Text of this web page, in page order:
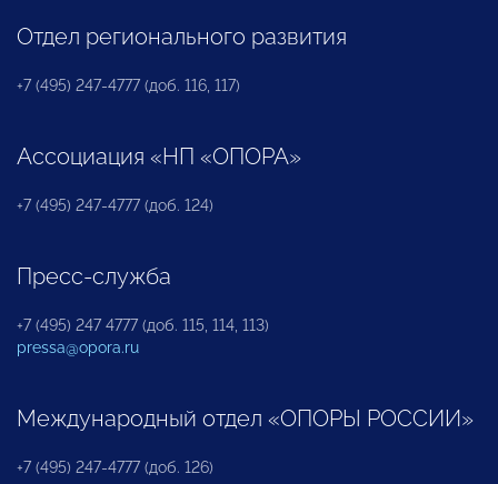
Отдел регионального развития
+7 (495) 247-4777 (доб. 116, 117)
Ассоциация «НП «ОПОРА»
+7 (495) 247-4777 (доб. 124)
Пресс-служба
+7 (495) 247 4777 (доб. 115, 114, 113)
pressa@opora.ru
Международный отдел «ОПОРЫ РОССИИ»
+7 (495) 247-4777 (доб. 126)